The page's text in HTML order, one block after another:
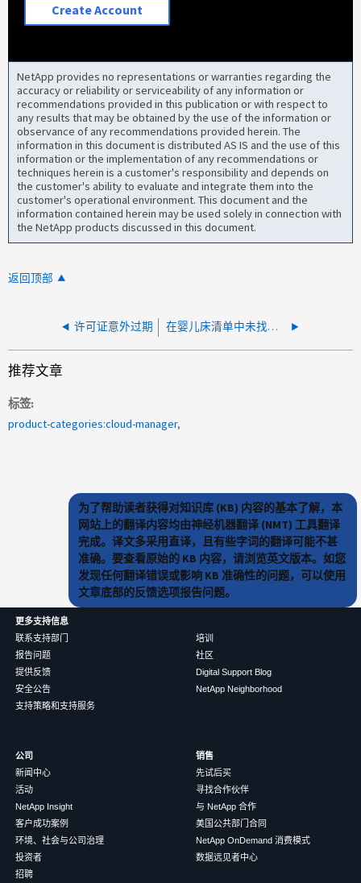
Create Account
NetApp provides no representations or warranties regarding the
accuracy or reliability or serviceability of any information or
recommendations provided in this publication or with respect to
any results that may be obtained by the use of the information or
observance of any recommendations provided herein. The
information in this document is distributed AS IS and the use of this
information or the implementation of any recommendations or
techniques herein is a customer's responsibility and depends on
the customer's ability to evaluate and integrate them into the
customer's operational environment. This document and the
information contained herein may be used solely in connection with
the NetApp products discussed in this document.
返回顶部
许可证意外过期 在婴儿床清单中未找到许可证
推荐文章
标签
product-categories:cloud-manager
为了帮助读者获得对知识库 (KB) 内容的基本了解，本
网站上的翻译内容均由神经机器翻译 (NMT) 工具翻译
完成。译文多采用直译，且有些字词的翻译可能不甚
准确。要查看原始的 KB 内容，请浏览英文版本。如您
发现任何翻译错误或影响 KB 准确性的问题，可以使用
文章底部的反馈选项报告问题。
更多支持信息
联系支持部门
报告问题
提供反馈
安全公告
支持策略和支持服务
培训
社区
Digital Support Blog
NetApp Neighborhood
公司
新闻中心
活动
NetApp Insight
客户成功案例
环境、社会与公司治理
投资者
招聘
销售
先试后买
寻找合作伙伴
与 NetApp 合作
美国公共部门合同
NetApp OnDemand 消费模式
数据远见者中心